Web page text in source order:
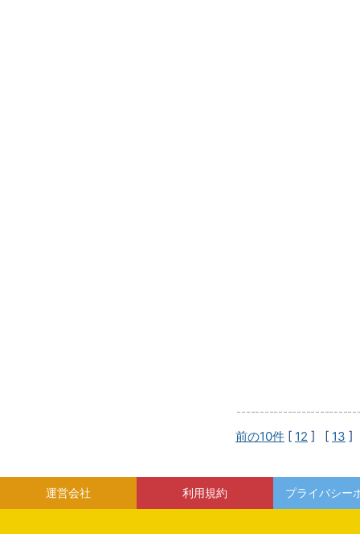
前の10件 [ 12 ] [ 13 ]
運営会社 利用規約 プライバシー